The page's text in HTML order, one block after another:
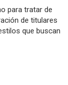
para tratar de
de titulares
que buscan